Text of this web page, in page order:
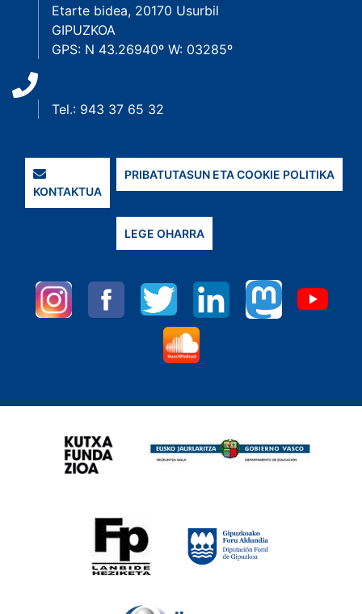
Etarte bidea, 20170 Usurbil
GIPUZKOA
GPS: N 43.26940º W: 03285º
Tel.: 943 37 65 32
KONTAKTUA
PRIBATUTASUN ETA COOKIE POLITIKA
LEGE OHARRA